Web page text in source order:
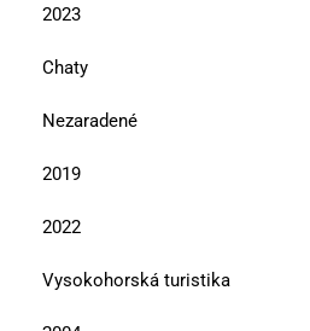
2023
Chaty
Nezaradené
2019
2022
Vysokohorská turistika